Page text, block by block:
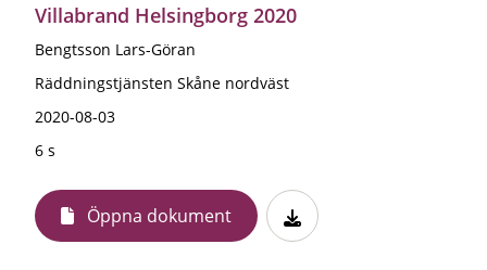
Villabrand Helsingborg 2020
Bengtsson Lars-Göran
Räddningstjänsten Skåne nordväst
2020-08-03
6 s
Öppna dokument